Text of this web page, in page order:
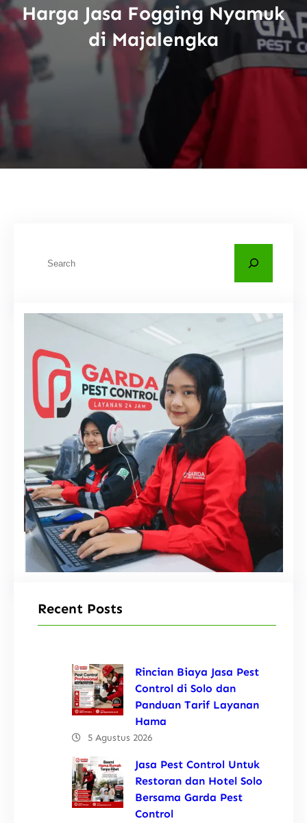
Harga Jasa Fogging Nyamuk
di Majalengka
i
Recent Posts
Rincian Biaya Jasa Pest
Control di Solo dan
Panduan Tarif Layanan
Hama
5 Agustus 2026
Jasa Pest Control Untuk
Restoran dan Hotel Solo
Bersama Garda Pest
Control